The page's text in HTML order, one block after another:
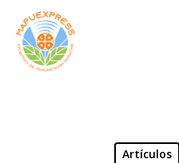
Skip
main
Artículos